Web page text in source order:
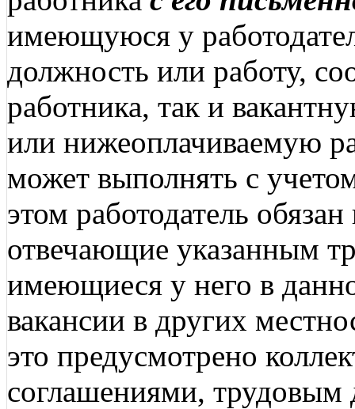
имеющуюся у
должность или работу,
работника, так и
или нижеоплачиваемую
может выполнять с
этом работодатель
отвечающие указанным
имеющиеся у него в
вакансии в других
это предусмотрено
соглашениями, трудовым